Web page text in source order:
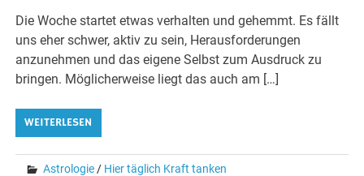
Die Woche startet etwas verhalten und gehemmt. Es fällt
uns eher schwer, aktiv zu sein, Herausforderungen
anzunehmen und das eigene Selbst zum Ausdruck zu
bringen. Möglicherweise liegt das auch am […]
WEITERLESEN
Astrologie / Hier täglich Kraft tanken